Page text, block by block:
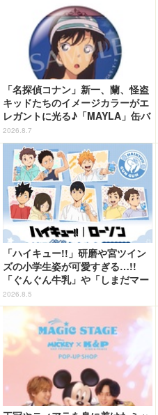
「名探偵コナン」新一、蘭、怪盗
キッドたちのイメージカラーがエ
レガントに光る♪「MAYLA」缶バ
ッジの全種セットがお得に！【3
0％オフセール】
2026.8.7
「ハイキュー!!」研磨や宮ツイン
ズの小学生姿が可愛すぎる…!!
「ぐんぐん牛乳」や「しまだマー
ト」デザインのグッズも!? ロー
ソン限定グッズが登場！
2026.8.5